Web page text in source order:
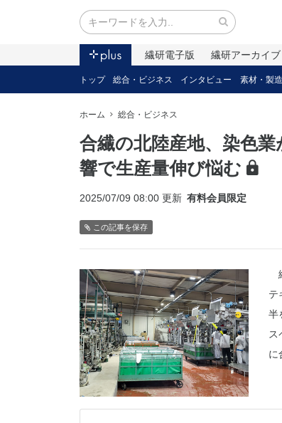
繊研電子版 繊研アーカイブ
トップ 総合・ビジネス インタビュー 素材・製
ホーム 総合・ビジネス
合繊の北陸産地、染色
響で生産量伸び悩む
2025/07/09 08:00 更新 有料会員限定
この記事を保存
テ
半
ス
に